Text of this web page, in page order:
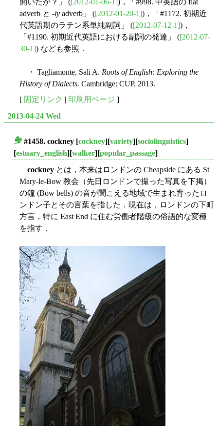
開いたか？」 ([2012-01-06-1])，「#998. 中英語の flat
adverb と -ly adverb」 ([2012-01-20-1])，「#1172. 初期近
代英語期のラテン系単純副詞」 ([2012-07-12-1])，
「#1190. 初期近代英語における副詞の発達」 ([2012-07-
30-1]) なども参照．
・ Tagliamonte, Sali A. Roots of English: Exploring the
History of Dialects. Cambridge: CUP, 2013.
[ 固定リンク | 印刷用ページ ]
2013-04-24 Wed
#1458. cockney [cockney][variety][sociolinguistics]
[estuary_english][walker][popular_passage]
cockney とは，本来はロンドンの Cheapside にある St
Mary-le-Bow 教会（先日ロンドンで撮った写真を下掲）
の鐘 (Bow bells) の音が聞こえる地域で生まれ育ったロ
ンドン子とその言葉を指した．現在は，ロンドンの下町
方言，特に East End に住む労働者階級の俗語的な変種
を指す．